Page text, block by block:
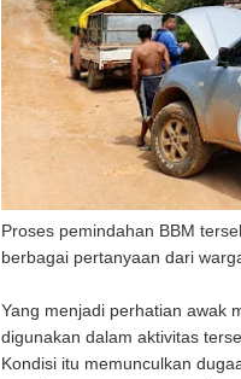
Proses pemindahan BBM
berbagai pertanyaan dari
Yang menjadi perhatian awak
digunakan dalam aktivitas
Kondisi itu memunculkan